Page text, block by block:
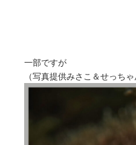
一部ですが
（写真提供みさこ＆せっち